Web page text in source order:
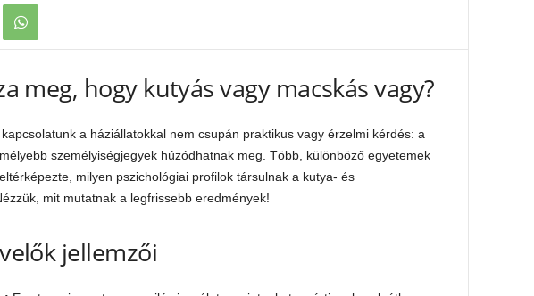
meg, hogy kutyás vagy macskás vagy?
a háziállatokkal nem csupán praktikus vagy érzelmi kérdés: a
személyiségjegyek húzódhatnak meg. Több, különböző egyetemek
milyen pszichológiai profilok társulnak a kutya- és
mit mutatnak a legfrissebb eredmények!
jellemzői